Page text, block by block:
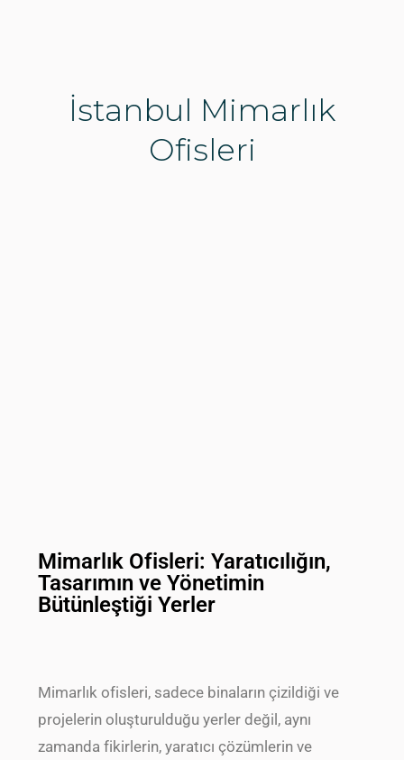
İstanbul Mimarlık
Ofisleri
Mimarlık Ofisleri: Yaratıcılığın,
Tasarımın ve Yönetimin
Bütünleştiği Yerler
Mimarlık ofisleri, sadece binaların çizildiği ve
projelerin oluşturulduğu yerler değil, aynı
zamanda fikirlerin, yaratıcı çözümlerin ve